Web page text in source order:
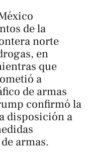
de la
norte
en
que
a
de armas
confirmó la
disposición a
armas.